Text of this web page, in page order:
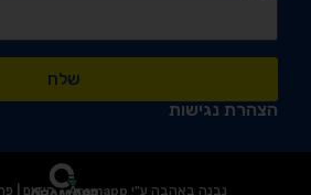
שלח
הצהרת נגישות
נבנה באהבה ע"י Aramapp - קידום | פרסום | בניית אתרים